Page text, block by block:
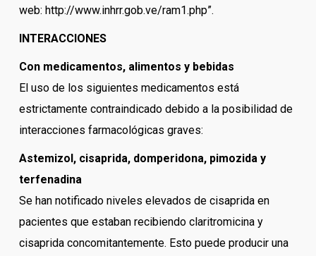
web: http://www.inhrr.gob.ve/ram1.php”.
INTERACCIONES
Con medicamentos, alimentos y bebidas
El uso de los siguientes medicamentos está
estrictamente contraindicado debido a la posibilidad de
interacciones farmacológicas graves:
Astemizol, cisaprida, domperidona, pimozida y
terfenadina
Se han notificado niveles elevados de cisaprida en
pacientes que estaban recibiendo claritromicina y
cisaprida concomitantemente. Esto puede producir una